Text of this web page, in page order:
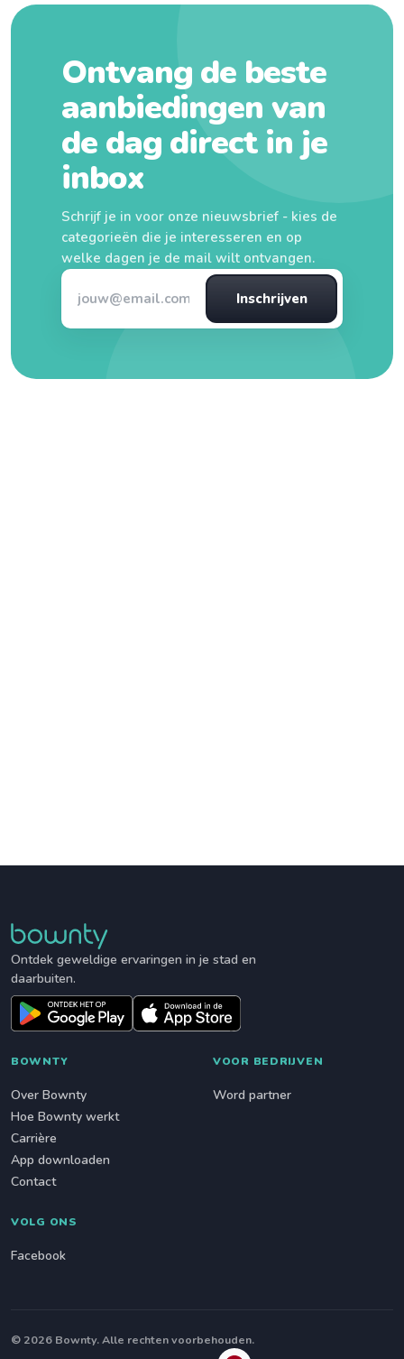
Ontvang de beste
aanbiedingen van
de dag direct in je
inbox
Schrijf je in voor onze nieuwsbrief - kies de
categorieën die je interesseren en op
welke dagen je de mail wilt ontvangen.
Inschrijven
Ontdek geweldige ervaringen in je stad en
daarbuiten.
BOWNTY
Over Bownty
Hoe Bownty werkt
Carrière
App downloaden
Contact
VOOR BEDRIJVEN
Word partner
VOLG ONS
Facebook
© 2026 Bownty. Alle rechten voorbehouden.